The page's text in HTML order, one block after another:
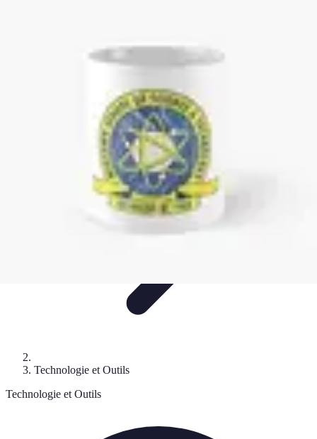
Technologie et Outils
Technologie et Outils